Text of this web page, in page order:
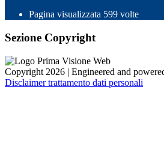
Pagina visualizzata 599 volte
Sezione Copyright
Copyright 2026 | Engineered and
Disclaimer trattamento dati personali